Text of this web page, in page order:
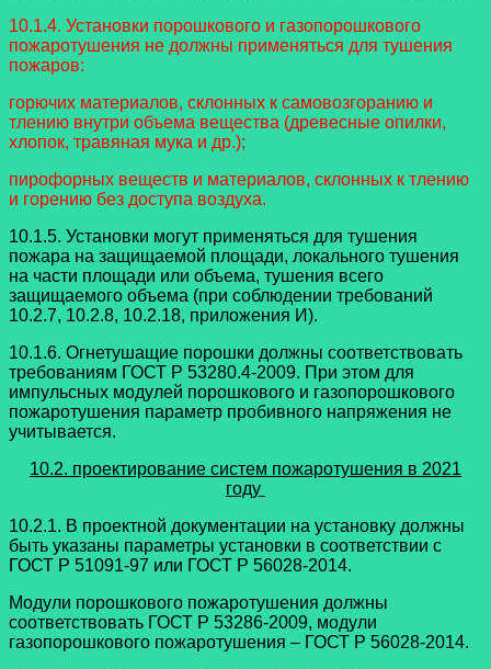
10.1.4. Установки порошкового и газопорошкового
пожаротушения не должны применяться для тушения
пожаров:
горючих материалов, склонных к самовозгоранию и
тлению внутри объема вещества (древесные опилки,
хлопок, травяная мука и др.);
пирофорных веществ и материалов, склонных к тлению
и горению без доступа воздуха.
10.1.5. Установки могут применяться для тушения
пожара на защищаемой площади, локального тушения
на части площади или объема, тушения всего
защищаемого объема (при соблюдении требований
10.2.7, 10.2.8, 10.2.18, приложения И).
10.1.6. Огнетушащие порошки должны соответствовать
требованиям ГОСТ Р 53280.4-2009. При этом для
импульсных модулей порошкового и газопорошкового
пожаротушения параметр пробивного напряжения не
учитывается.
10.2. проектирование систем пожаротушения в 2021
году
10.2.1. В проектной документации на установку должны
быть указаны параметры установки в соответствии с
ГОСТ Р 51091-97 или ГОСТ Р 56028-2014.
Модули порошкового пожаротушения должны
соответствовать ГОСТ Р 53286-2009, модули
газопорошкового пожаротушения – ГОСТ Р 56028-2014.